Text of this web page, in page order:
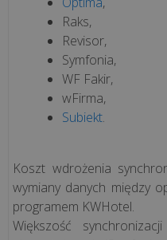
Raks,
Revisor,
Symfonia,
WF Fakir,
wFirma,
Subiekt.
Koszt wdrożenia
wymiany danych między
programem KWHotel.
Większość